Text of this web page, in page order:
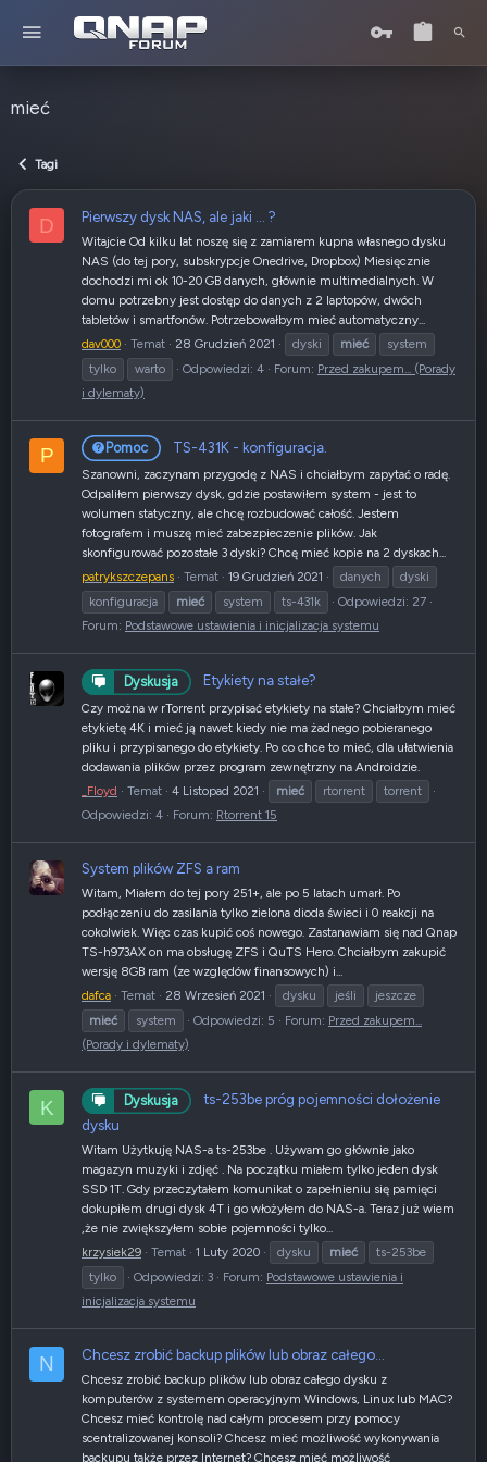
mieć
Tagi
D Pierwszy dysk NAS, ale jaki ... ?
Witajcie Od kilku lat noszę się z zamiarem kupna własnego dysku
NAS (do tej pory, subskrypcje Onedrive, Dropbox) Miesięcznie
dochodzi mi ok 10-20 GB danych, głównie multimedialnych. W
domu potrzebny jest dostęp do danych z 2 laptopów, dwóch
tabletów i smartfonów. Potrzebowałbym mieć automatyczny...
dav000
Temat 28 Grudzień 2021 dyski mieć
system
tylko
warto Odpowiedzi: 4 Forum: Przed zakupem... (Porady
i dylematy)
P Pomoc TS-431K - konfiguracja.
Szanowni, zaczynam przygodę z NAS i chciałbym zapytać o radę.
Odpaliłem pierwszy dysk, gdzie postawiłem system - jest to
wolumen statyczny, ale chcę rozbudować całość. Jestem
fotografem i muszę mieć zabezpieczenie plików. Jak
skonfigurować pozostałe 3 dyski? Chcę mieć kopie na 2 dyskach...
patrykszczepans
Temat 19 Grudzień 2021 danych
dyski
konfiguracja
mieć system ts-431k
Odpowiedzi: 27
Forum: Podstawowe ustawienia i inicjalizacja systemu
Dyskusja Etykiety na stałe?
Czy można w rTorrent przypisać etykiety na stałe? Chciałbym mieć
etykietę 4K i mieć ją nawet kiedy nie ma żadnego pobieranego
pliku i przypisanego do etykiety. Po co chce to mieć, dla ułatwienia
dodawania plików przez program zewnętrzny na Androidzie.
_Floyd
Temat 4 Listopad 2021 mieć rtorrent
torrent
Odpowiedzi: 4
Forum: Rtorrent 15
System plików ZFS a ram
Witam, Miałem do tej pory 251+, ale po 5 latach umarł. Po
podłączeniu do zasilania tylko zielona dioda świeci i 0 reakcji na
cokolwiek. Więc czas kupić coś nowego. Zastanawiam się nad Qnap
TS-h973AX on ma obsługę ZFS i QuTS Hero. Chciałbym zakupić
wersję 8GB ram (ze względów finansowych) i...
dafca
Temat 28 Wrzesień 2021 dysku jeśli
jeszcze
mieć
system Odpowiedzi: 5 Forum: Przed zakupem...
(Porady i dylematy)
K Dyskusja
ts-253be próg pojemności dołożenie
dysku
Witam Użytkuję NAS-a ts-253be . Używam go głównie jako
magazyn muzyki i zdjęć . Na początku miałem tylko jeden dysk
SSD 1T. Gdy przeczytałem komunikat o zapełnieniu się pamięci
dokupiłem drugi dysk 4T i go włożyłem do NAS-a. Teraz już wiem
,że nie zwiększyłem sobie pojemności tylko...
krzysiek29
Temat 1 Luty 2020 dysku mieć
ts-253be
tylko
Odpowiedzi: 3 Forum: Podstawowe ustawienia i
inicjalizacja systemu
N Chcesz zrobić backup plików lub obraz całego...
Chcesz zrobić backup plików lub obraz całego dysku z
komputerów z systemem operacyjnym Windows, Linux lub MAC?
Chcesz mieć kontrolę nad całym procesem przy pomocy
scentralizowanej konsoli? Chcesz mieć możliwość wykonywania
backupu także przez Internet? Chcesz mieć możliwość